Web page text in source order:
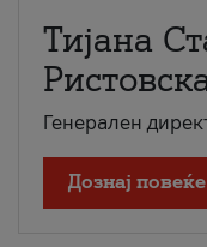
Тијана
Генерален
Дознај повеќе